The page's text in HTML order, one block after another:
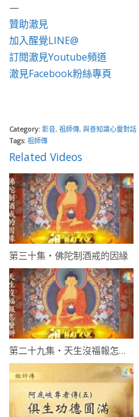
—
贊助澈見
加入醒覺LINE@
訂閱澈見Youtube頻道
澈見Facebook粉絲專頁
Category: 影音, 祖師傳, 與善知識心靈對話
Tags: 祖師傳
Related Videos
第三十集・佛陀制酒戒的因緣
第二十九集・天生沒福報怎麼辦(下)